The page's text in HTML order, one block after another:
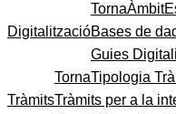
Digitalització
TornaÀmbit
Bases de
Guies
Tràmits
TornaTipologia
Tràmits per a la